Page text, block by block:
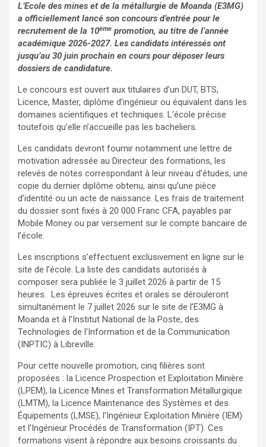
L’Ecole des mines et de la métallurgie de Moanda (E3MG)
a officiellement lancé son concours d’entrée pour le
recrutement de la 10ème promotion, au titre de l’année
académique 2026-2027. Les candidats intéressés ont
jusqu’au 30 juin prochain en cours pour déposer leurs
dossiers de candidature.
Le concours est ouvert aux titulaires d’un DUT, BTS,
Licence, Master, diplôme d’ingénieur ou équivalent dans les
domaines scientifiques et techniques. L’école précise
toutefois qu’elle n’accueille pas les bacheliers.
Les candidats devront fournir notamment une lettre de
motivation adressée au Directeur des formations, les
relevés de notes correspondant à leur niveau d’études, une
copie du dernier diplôme obtenu, ainsi qu’une pièce
d’identité ou un acte de naissance. Les frais de traitement
du dossier sont fixés à 20 000 Franc CFA, payables par
Mobile Money ou par versement sur le compte bancaire de
l’école.
Les inscriptions s’effectuent exclusivement en ligne sur le
site de l’école. La liste des candidats autorisés à
composer sera publiée le 3 juillet 2026 à partir de 15
heures. Les épreuves écrites et orales se dérouleront
simultanément le 7 juillet 2026 sur le site de l’E3MG à
Moanda et à l’Institut National de la Poste, des
Technologies de l’Information et de la Communication
(INPTIC) à Libreville.
Pour cette nouvelle promotion, cinq filières sont
proposées : la Licence Prospection et Exploitation Minière
(LPEM), la Licence Mines et Transformation Métallurgique
(LMTM), la Licence Maintenance des Systèmes et des
Équipements (LMSE), l’Ingénieur Exploitation Minière (IEM)
et l’Ingénieur Procédés de Transformation (IPT). Ces
formations visent à répondre aux besoins croissants du